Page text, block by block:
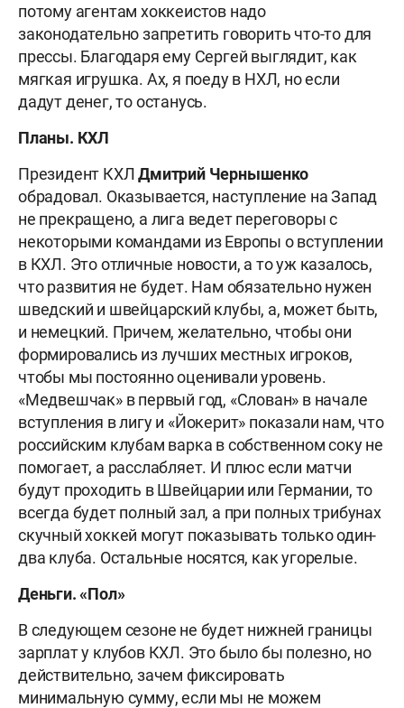
потому агентам хоккеистов надо
законодательно запретить говорить что-то для
прессы. Благодаря ему Сергей выглядит, как
мягкая игрушка. Ах, я поеду в НХЛ, но если
дадут денег, то останусь.
Планы. КХЛ
Президент КХЛДмитрий Чернышенко
обрадовал. Оказывается, наступление на Запад
не прекращено, а лига ведет переговоры с
некоторыми командами из Европы о вступлении
в КХЛ. Это отличные новости, а то уж казалось,
что развития не будет. Нам обязательно нужен
шведский и швейцарский клубы, а, может быть,
и немецкий. Причем, желательно, чтобы они
формировались из лучших местных игроков,
чтобы мы постоянно оценивали уровень.
«Медвешчак» в первый год, «Слован» в начале
вступления в лигу и «Йокерит» показали нам, что
российским клубам варка в собственном соку не
помогает, а расслабляет. И плюс если матчи
будут проходить в Швейцарии или Германии, то
всегда будет полный зал, а при полных трибунах
скучный хоккей могут показывать только один-
два клуба. Остальные носятся, как угорелые.
Деньги. «Пол»
В следующем сезоне не будет нижней границы
зарплат у клубов КХЛ. Это было бы полезно, но
действительно, зачем фиксировать
минимальную сумму, если мы не можем